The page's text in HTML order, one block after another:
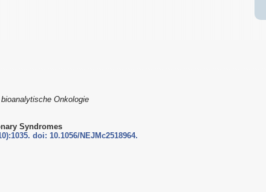
Onkologie
Syndromes
doi: 10.1056/NEJMc2518964.